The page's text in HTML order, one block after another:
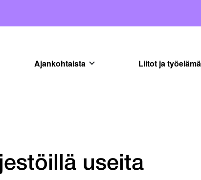
Ajankohtaista Liitot ja työelämä
useita